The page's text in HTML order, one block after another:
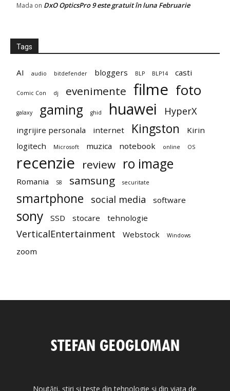
Mada on DxO OpticsPro 9 este gratuit în luna Februarie
Tags
AI audio bitdefender bloggers BLP BLP14 casti
Comic Con dj evenimente filme foto
galaxy gaming ghid huawei HyperX
ingrijire personala internet Kingston
Kirin
logitech
Microsoft muzica notebook online OS
recenzie review ro image
Romania S8 samsung securitate
smartphone social media software
sony SSD stocare tehnologie
VerticalEntertainment Webstock Windows
zoom
Noutăți, știri și teste din tehnologie și din viața de